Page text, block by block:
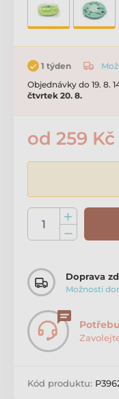
1 týden
Objednávky do 19. 8.
čtvrtek 20. 8.
od 259 Kč
Doprava
Možnosti
Kód produktu: